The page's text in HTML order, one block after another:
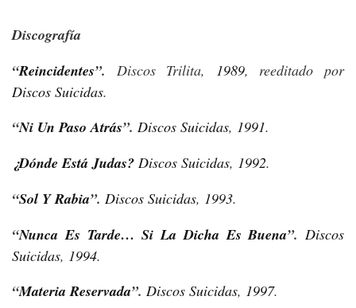
Discografía
“Reincidentes”. Discos Trilita, 1989, reeditado por
Discos Suicidas.
“Ni Un Paso Atrás”. Discos Suicidas, 1991.
¿Dónde Está Judas? Discos Suicidas, 1992.
“Sol Y Rabia”. Discos Suicidas, 1993.
“Nunca Es Tarde… Si La Dicha Es Buena”. Discos
Suicidas, 1994.
“Materia Reservada”. Discos Suicidas, 1997.